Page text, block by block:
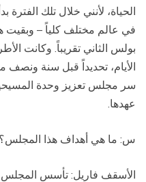
الحياة، لأنني خلال تلك
في عالم مختلف كلياً – وبقيت
بولس الثاني تقريباً. وكانت
الأيام، تحديداً قبل سنة ونصف
سر مجلس تعزيز وحدة
عهدها.
س: ما هي أهداف هذا المجلس؟
الأسقف فاريل: تأسس المجلس